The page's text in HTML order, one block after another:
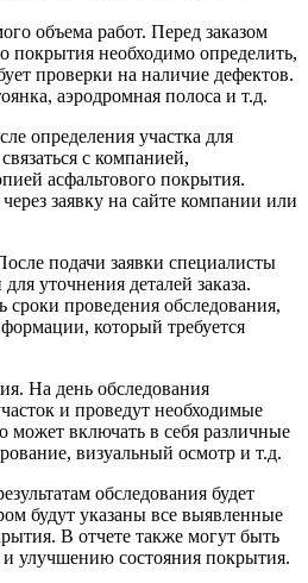
объема работ. Перед заказом
покрытия необходимо определить,
проверки на наличие дефектов.
аэродромная полоса и т.д.
определения участка для
с компанией,
асфальтового покрытия.
заявку на сайте компании или
подачи заявки специалисты
уточнения деталей заказа.
сроки проведения обследования,
который требуется
На день обследования
и проведут необходимые
может включать в себя различные
визуальный осмотр и т.д.
обследования будет
будут указаны все выявленные
В отчете также могут быть
улучшению состояния покрытия.